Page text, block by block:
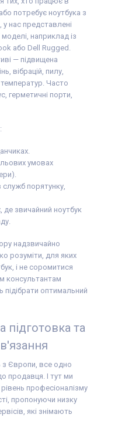
потребує ноутбука з
нас представлені
моделі, наприклад із
або Dell Rugged.
— підвищена
вібрацій, пилу,
Часто
герметичні порти,
умовах
служб порятунку,
де звичайний ноутбук
надзвичайно
розуміти, для яких
і не соромитися
консультантам
підібрати оптимальний
та
з Європи, все одно
продавця. І тут ми
професіоналізму
пропонуючи низку
які знімають